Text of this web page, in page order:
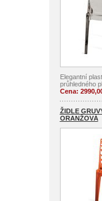
Elegantní
průhledného
Cena:
ŽIDLE
ORANŽOVÁ